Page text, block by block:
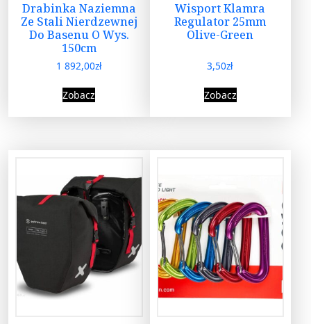
Drabinka Naziemna
Ze Stali Nierdzewnej
Do Basenu O Wys.
150cm
1 892,00zł
Zobacz
Wisport Klamra
Regulator 25mm
Olive-Green
3,50zł
Zobacz